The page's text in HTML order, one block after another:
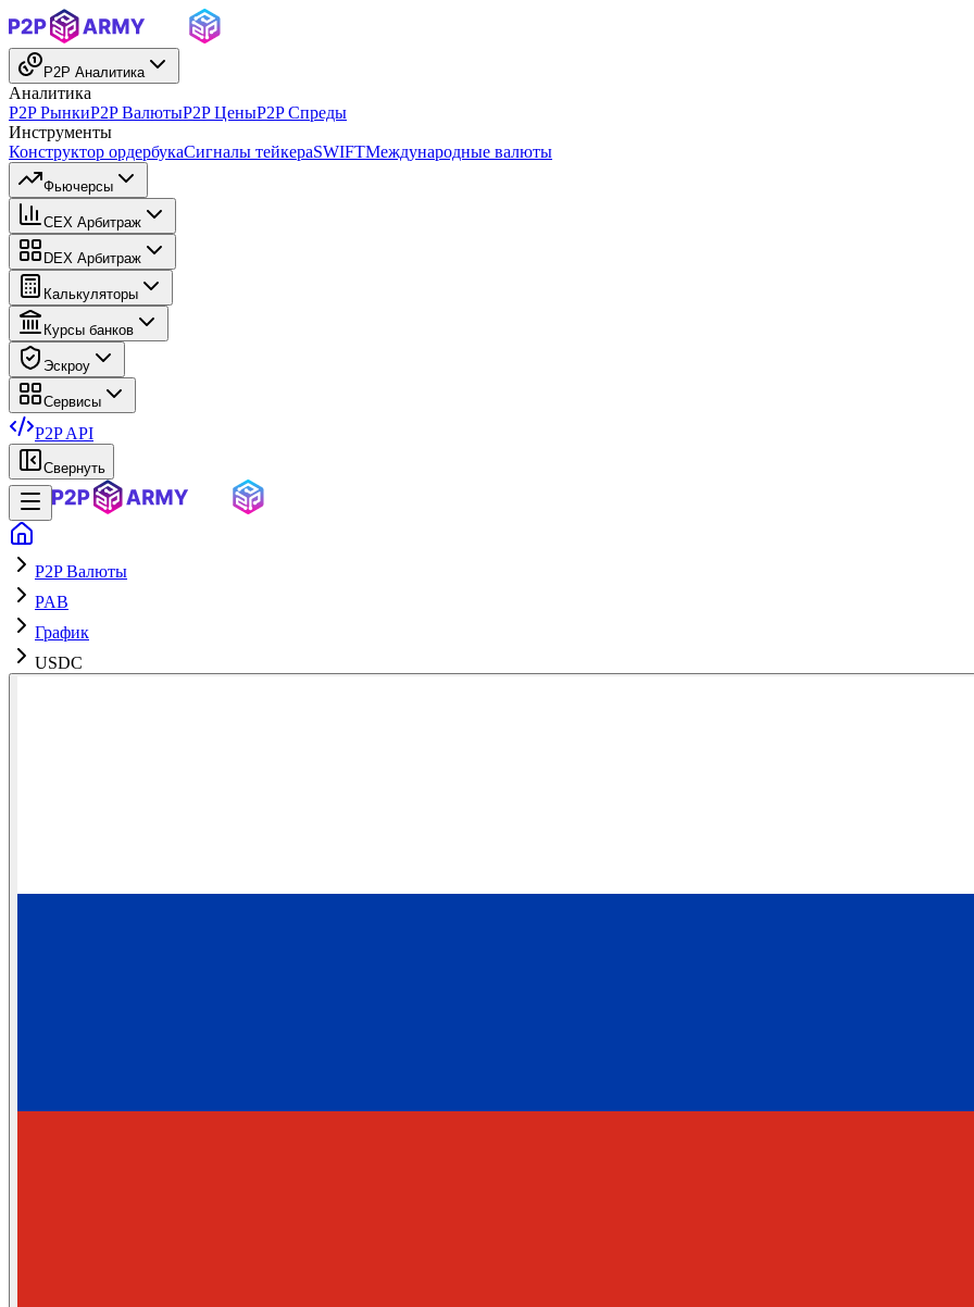
P2P Аналитика
Аналитика
P2P РынкиP2P ВалютыP2P ЦеныP2P Спреды
Инструменты
Конструктор ордербукаСигналы тейкераSWIFTМеждународные валюты
Фьючерсы
CEX Арбитраж
DEX Арбитраж
Калькуляторы
Курсы банков
Эскроу
Сервисы
P2P API
Свернуть
P2P Валюты
PAB
График
USDC